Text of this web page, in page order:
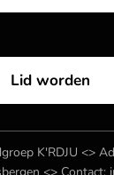
Lid worden
K'RDJU <>